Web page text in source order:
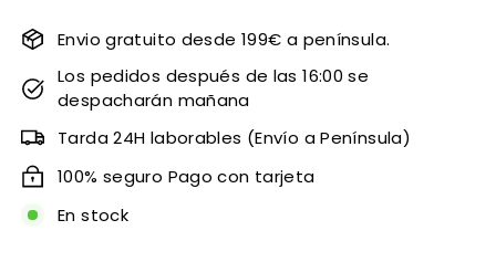
Envio gratuito desde 199€ a península.
Los pedidos después de las 16:00 se
despacharán mañana
Tarda 24H laborables (Envío a Península)
100% seguro Pago con tarjeta
En stock